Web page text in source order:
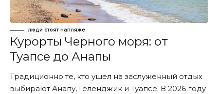
люди стоят напляже
Курорты Черного моря: от
Туапсе до Анапы
Традиционно те, кто ушел на заслуженный отдых
выбирают Анапу, Геленджик и Туапсе. В 2026 году